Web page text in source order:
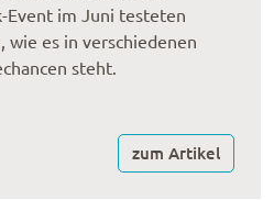
Event im Juni testeten
wie es in verschiedenen
steht.
zum Artikel